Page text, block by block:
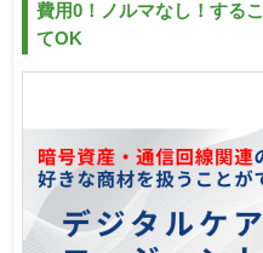
費用0！ノルマなし！する
てOK